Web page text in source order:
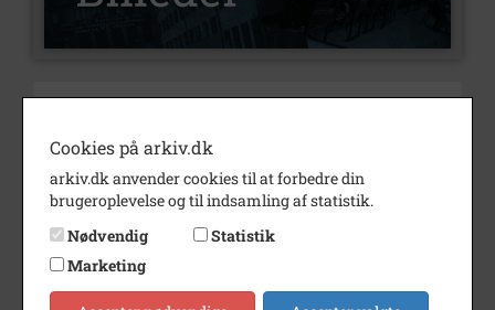
Nummer
B3305
Type
Beskrivelse
Torben Jensen
Dateringsnote
Fotograf
Ukendt
Cookies på arkiv.dk
arkiv.dk anvender cookies til at forbedre din
brugeroplevelse og til indsamling af statistik.
Nødvendig
Statistik
Marketing